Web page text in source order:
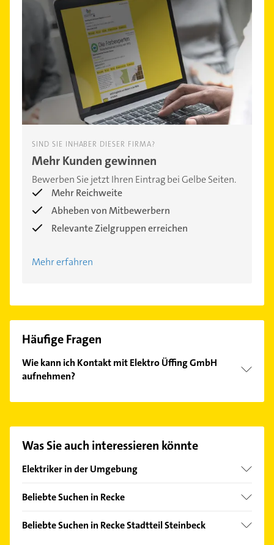
SIND SIE INHABER DIESER FIRMA?
Mehr Kunden gewinnen
Bewerben Sie jetzt Ihren Eintrag bei Gelbe Seiten.
Mehr Reichweite
Abheben von Mitbewerbern
Relevante Zielgruppen erreichen
Mehr erfahren
Häufige Fragen
Wie kann ich Kontakt mit Elektro Üffing GmbH
aufnehmen?
finden Sie alleKontaktdaten.
Was Sie auch interessieren könnte
Elektriker in der Umgebung
Ibbenbüren
Merzen
Beliebte Suchen in Recke
Hausarzt
Beliebte Suchen in Recke Stadtteil Steinbeck